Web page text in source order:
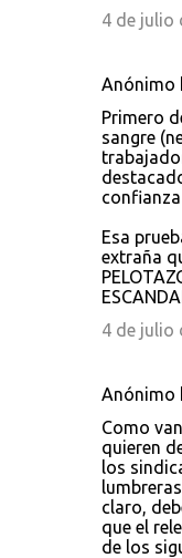
4 de julio
Anónimo
Primero
sangre
Esa
extraña
4 de julio
Anónimo
Como
quieren
los
claro,
que el
de los